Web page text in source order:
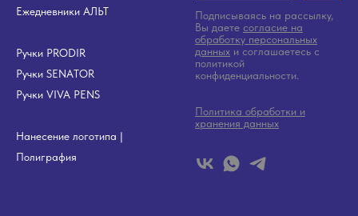
Ежедневники АЛЬТ
Ручки PRODIR
Ручки SENATOR
Ручки VIVA PENS
Нанесение логотипа |
Полиграфия
Подписываясь на рассылку,
Вы даете согласие на
обработку персональных
данных и соглашаетесь c
политикой
конфиденциальности.
Политика обработки и
хранения данных